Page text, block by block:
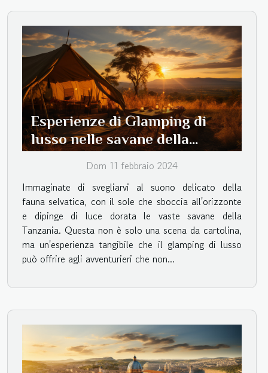
Esperienze di Glamping di
lusso nelle savane della
TanzaniaDom 11 febbraio 2024
Immaginate di svegliarvi al suono delicato della
fauna selvatica, con il sole che sboccia all'orizzonte
e dipinge di luce dorata le vaste savane della
Tanzania. Questa non è solo una scena da cartolina,
ma un'esperienza tangibile che il glamping di lusso
può offrire agli avventurieri che non...